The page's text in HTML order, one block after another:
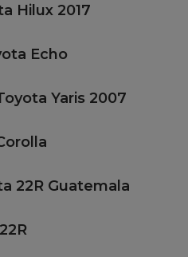
Hilux 2017
Echo
Yaris 2007
22R Guatemala